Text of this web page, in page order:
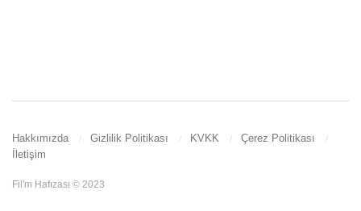
Hakkımızda Gizlilik Politikası KVKK
Çerez Politikası
İletişim
Fil'm Hafızası © 2023